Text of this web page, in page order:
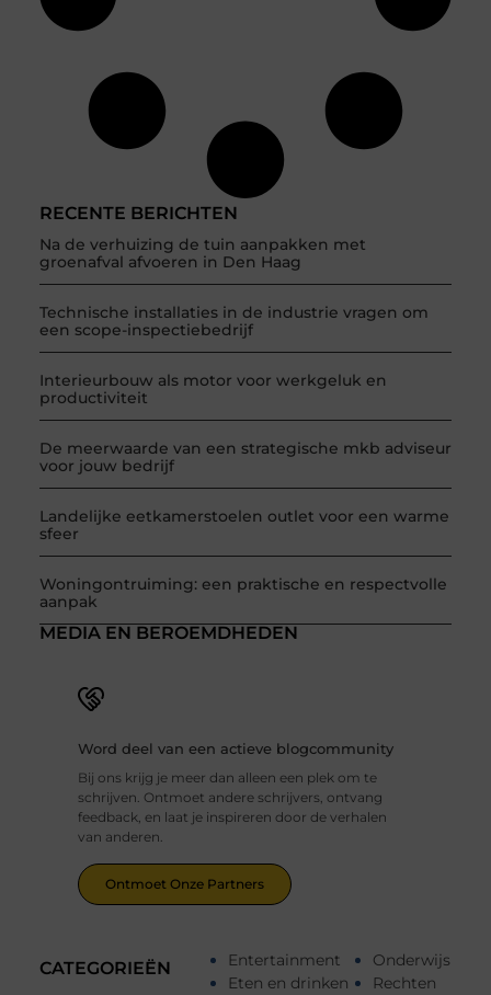
RECENTE BERICHTEN
Na de verhuizing de tuin aanpakken met
groenafval afvoeren in Den Haag
Technische installaties in de industrie vragen om
een scope-inspectiebedrijf
Interieurbouw als motor voor werkgeluk en
productiviteit
De meerwaarde van een strategische mkb adviseur
voor jouw bedrijf
Landelijke eetkamerstoelen outlet voor een warme
sfeer
Woningontruiming: een praktische en respectvolle
aanpak
CATEGORIEËN
Entertainment
Eten en drinken
Onderwijs
Rechten
MEDIA EN BEROEMDHEDEN
Word deel van een actieve blogcommunity
Bij ons krijg je meer dan alleen een plek om te
schrijven. Ontmoet andere schrijvers, ontvang
feedback, en laat je inspireren door de verhalen
van anderen.
Ontmoet Onze Partners